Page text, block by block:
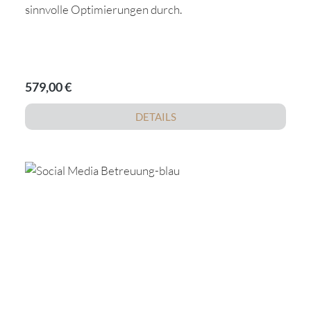
sinnvolle Optimierungen durch.
Regulärer Preis:
579,00 €
DETAILS